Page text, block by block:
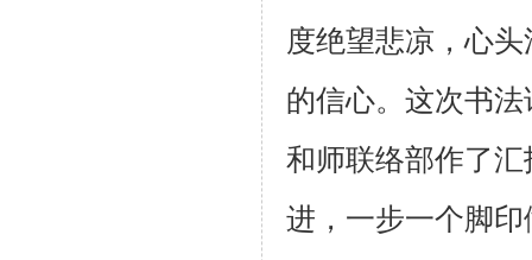
度绝望悲凉，心
的信心。这次书
和师联络部作了汇
进，一步一个脚